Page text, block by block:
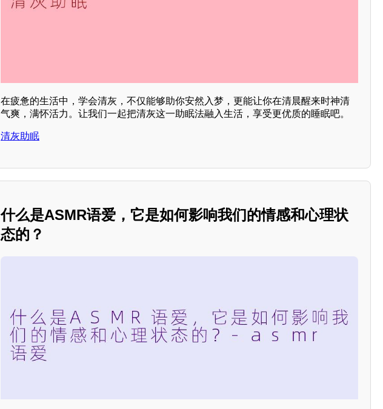
在疲惫的生活中，学会清灰，不仅能够助你安然入梦，更能让你在清晨醒来时神清
气爽，满怀活力。让我们一起把清灰这一助眠法融入生活，享受更优质的睡眠吧。
清灰助眠
什么是ASMR语爱，它是如何影响我们的情感和心理状
态的？